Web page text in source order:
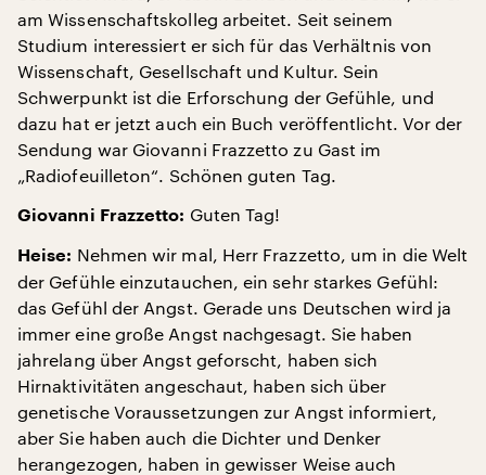
am Wissenschaftskolleg arbeitet. Seit seinem
Studium interessiert er sich für das Verhältnis von
Wissenschaft, Gesellschaft und Kultur. Sein
Schwerpunkt ist die Erforschung der Gefühle, und
dazu hat er jetzt auch ein Buch veröffentlicht. Vor der
Sendung war Giovanni Frazzetto zu Gast im
„Radiofeuilleton“. Schönen guten Tag.
Giovanni Frazzetto: Guten Tag!
Heise: Nehmen wir mal, Herr Frazzetto, um in die Welt
der Gefühle einzutauchen, ein sehr starkes Gefühl:
das Gefühl der Angst. Gerade uns Deutschen wird ja
immer eine große Angst nachgesagt. Sie haben
jahrelang über Angst geforscht, haben sich
Hirnaktivitäten angeschaut, haben sich über
genetische Voraussetzungen zur Angst informiert,
aber Sie haben auch die Dichter und Denker
herangezogen, haben in gewisser Weise auch